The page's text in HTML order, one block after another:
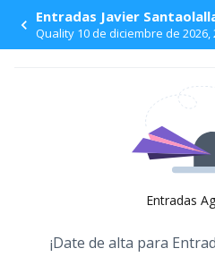
Entradas Javier
Quality 10 de diciembre de 2026,
Entradas
¡Date de alta para